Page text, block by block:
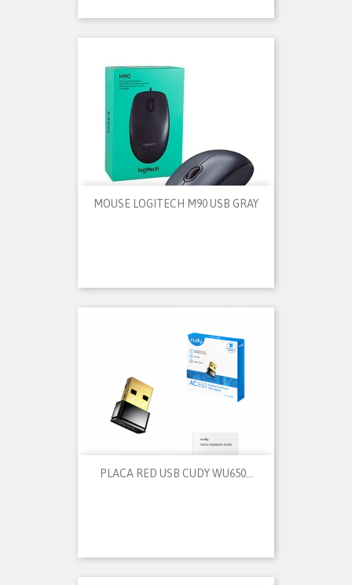
MOUSE LOGITECH M90 USB GRAY
PLACA RED USB CUDY WU650...